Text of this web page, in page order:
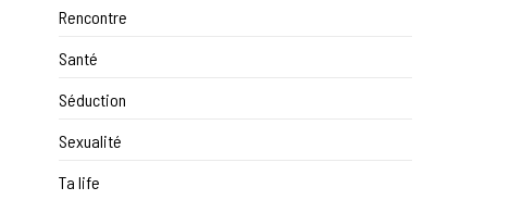
Rencontre
Santé
Séduction
Sexualité
Ta life